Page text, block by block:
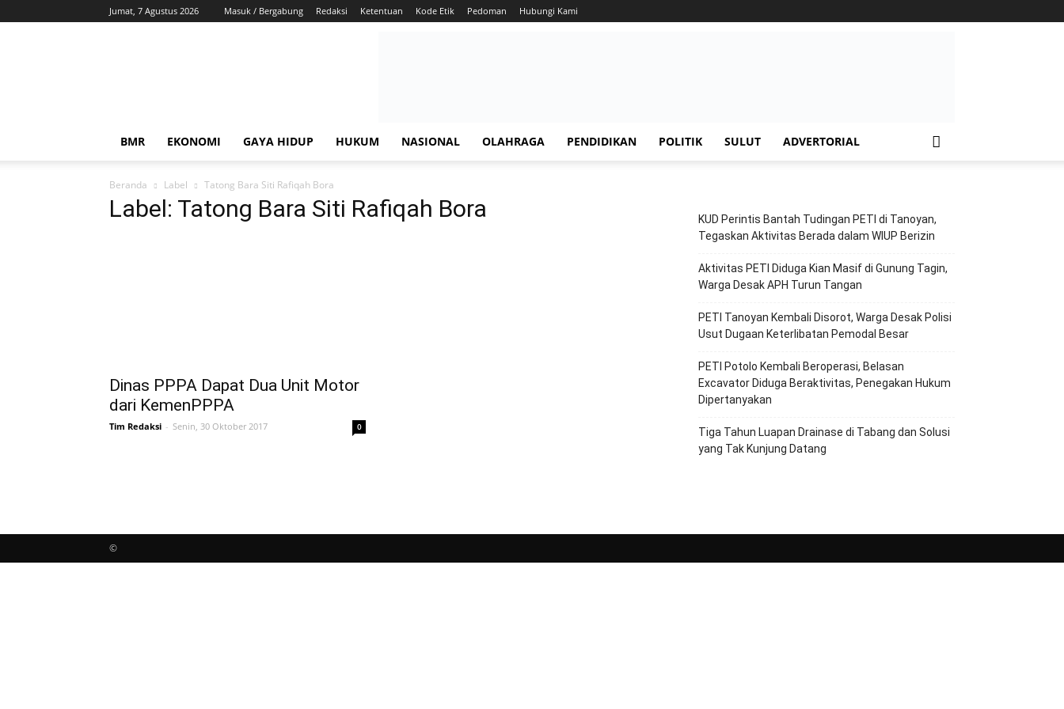
Jumat, 7 Agustus 2026 Masuk / Bergabung Redaksi Ketentuan Kode Etik Pedoman Hubungi Kami
BMR EKONOMI GAYA HIDUP HUKUM NASIONAL OLAHRAGA PENDIDIKAN POLITIK SULUT ADVERTORIAL
Beranda Label Tatong Bara Siti Rafiqah Bora
Label: Tatong Bara Siti Rafiqah Bora
Dinas PPPA Dapat Dua Unit Motor
dari KemenPPPA
Tim Redaksi - Senin, 30 Oktober 2017 0
KUD Perintis Bantah Tudingan PETI di Tanoyan,
Tegaskan Aktivitas Berada dalam WIUP Berizin
Aktivitas PETI Diduga Kian Masif di Gunung Tagin,
Warga Desak APH Turun Tangan
PETI Tanoyan Kembali Disorot, Warga Desak Polisi
Usut Dugaan Keterlibatan Pemodal Besar
PETI Potolo Kembali Beroperasi, Belasan
Excavator Diduga Beraktivitas, Penegakan Hukum
Dipertanyakan
Tiga Tahun Luapan Drainase di Tabang dan Solusi
yang Tak Kunjung Datang
©